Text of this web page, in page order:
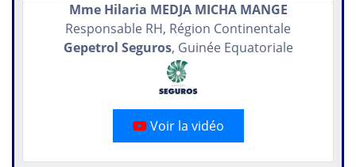
Mme Hilaria MEDJA MICHA MANGE
Responsable RH, Région Continentale
Gepetrol Seguros, Guinée Equatoriale
Voir la vidéo